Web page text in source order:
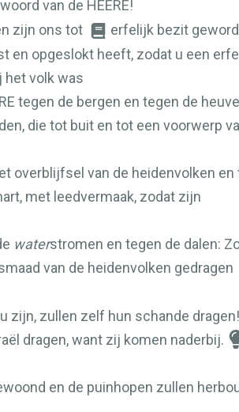
van de HEERE!
zijn ons tot
erfelijk bezit
en opgeslokt heeft, zodat u een
het volk was
tegen de bergen en tegen de
die tot buit en tot een voorwerp
overblijfsel van de heidenvolken en
met leedvermaak, zodat zijn
waterstromen en tegen de dalen:
van de heidenvolken gedragen
zijn, zullen zelf hun schande dragen!
dragen, want zij komen naderbij.
en de puinhopen zullen